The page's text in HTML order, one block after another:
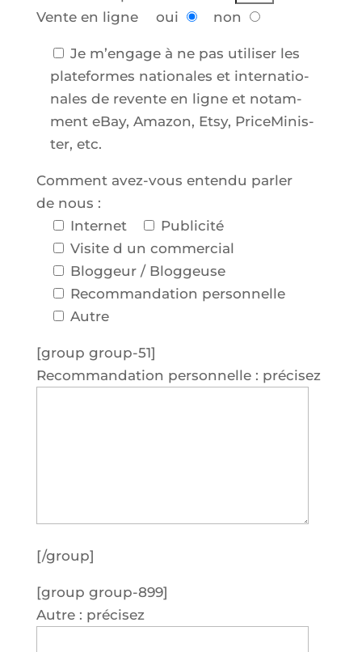
Vente en ligne
oui non
Je m’en­gage à ne pas uti­li­ser les
pla­te­formes natio­nales et inter­na­tio­
nales de revente en ligne et notam­
ment eBay, Ama­zon, Etsy, Pri­ce­Mi­nis­
ter, etc.
Com­ment avez-vous enten­du par­ler
de nous :
Inter­net
Publi­ci­té
Visite d un com­mer­cial
Blog­geur / Blog­geuse
Recom­man­da­tion per­son­nelle
Autre
[group group-51]
Recom­man­da­tion per­son­nelle : précisez
[/group]
[group group-899]
Autre : précisez